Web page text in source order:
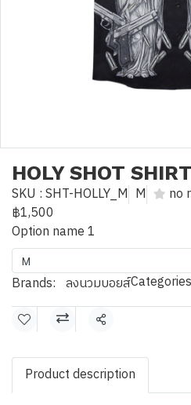
HOLY SHOT SHIRT
SKU : SHT-HOLLY_M M
no
฿1,500
Option name 1
M
Brands: ลงนวมบอยส์
Share
Product description